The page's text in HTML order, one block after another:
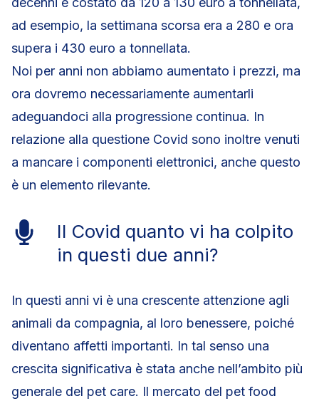
ad esempio, la settimana scorsa era a 280 e ora
supera i 430 euro a tonnellata.
Noi per anni non abbiamo aumentato i prezzi, ma
ora dovremo necessariamente aumentarli
adeguandoci alla progressione continua. In
relazione alla questione Covid sono inoltre venuti
a mancare i componenti elettronici, anche questo
è un elemento rilevante.
Il Covid quanto vi ha colpito
in questi due anni?
In questi anni vi è una crescente attenzione agli
animali da compagnia, al loro benessere, poiché
diventano affetti importanti. In tal senso una
crescita significativa è stata anche nell’ambito più
generale del pet care. Il mercato del pet food